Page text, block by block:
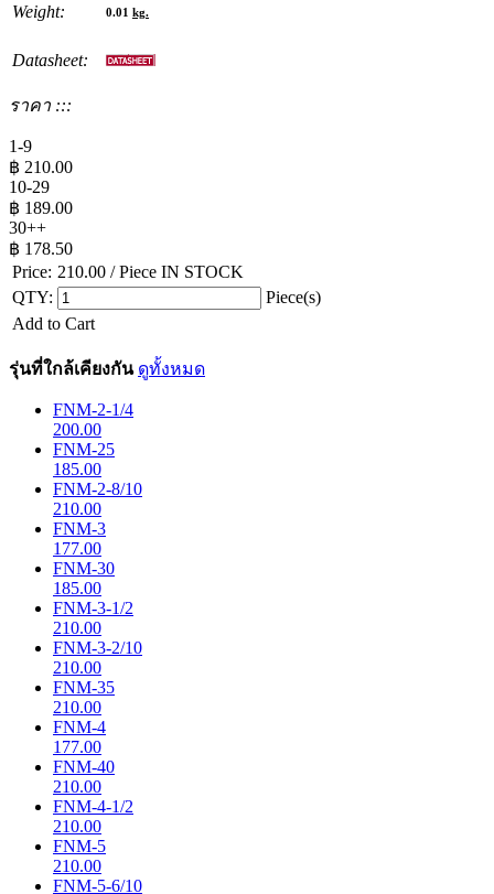
Weight: 0.01 kg.
Datasheet:
ราคา :::
1-9
฿ 210.00
10-29
฿ 189.00
30++
฿ 178.50
Price: 210.00 / Piece IN STOCK
QTY:
Piece(s)
Add to Cart
รุ่นที่ใกล้เคียงกัน ดูทั้งหมด
FNM-2-1/4
200.00
FNM-25
185.00
FNM-2-8/10
210.00
FNM-3
177.00
FNM-30
185.00
FNM-3-1/2
210.00
FNM-3-2/10
210.00
FNM-35
210.00
FNM-4
177.00
FNM-40
210.00
FNM-4-1/2
210.00
FNM-5
210.00
FNM-5-6/10